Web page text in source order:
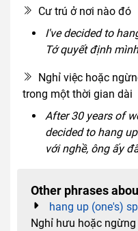
Cư trú ở nơi nào đó
I've decided to
Tớ quyết định
Nghỉ việc hoặc
trong một thời gian dài
After 30 years of
decided to hang
với nghề, ông ấy
Other phrases
hang up (one's)
Nghỉ hưu hoặc